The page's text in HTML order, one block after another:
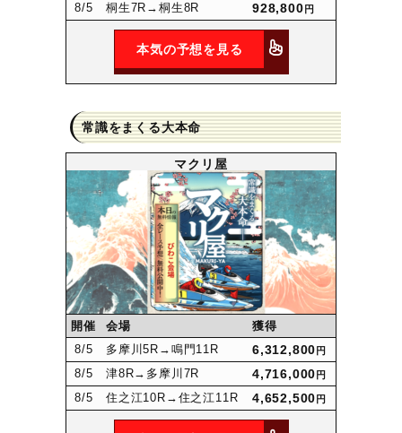
8/5 桐生7R →桐生8R 928,800 円
本気の予想を見る
常識をまくる大本命
マクリ屋
開催 会場
獲得
8/5 多摩川5R →鳴門11R 6,312,800 円
8/5 津8R→多摩川7R 4,716,000 円
8/5 住之江10R →住之江11R 4,652,500 円